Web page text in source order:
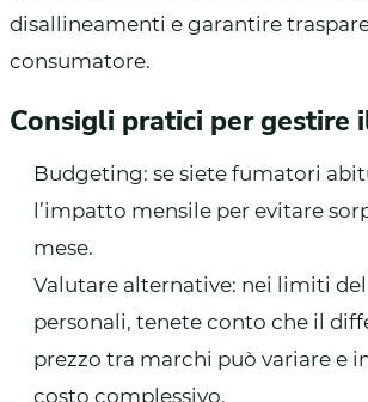
disallineamenti e garantire
consumatore.
Consigli pratici per gestire
Budgeting: se siete fumatori
l’impatto mensile per evitare
mese.
Valutare alternative: nei limiti
personali, tenete conto che il
prezzo tra marchi può variare e
costo complessivo.